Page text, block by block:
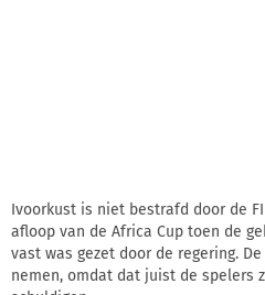
Ivoorkust is niet bestrafd door de
afloop van de Africa Cup toen de
vast was gezet door de regering.
nemen, omdat dat juist de spelers